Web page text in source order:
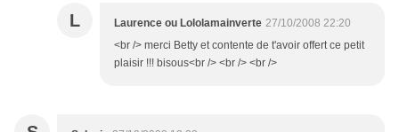
L Laurence ou Lololamainverte 27/10/2008 22:20
<br /> merci Betty et contente de t'avoir offert ce petit
plaisir !!! bisous<br /> <br /> <br />